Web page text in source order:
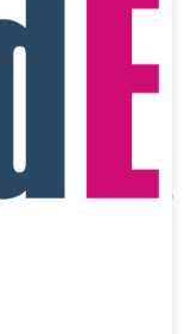
Estudios, está
por licenciados
experiencia
en
como profesionales